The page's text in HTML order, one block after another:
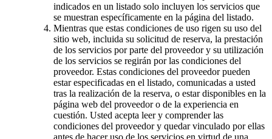
indicados en un listado solo incluyen los servicios que
se muestran específicamente en la página del listado.
Mientras que estas condiciones de uso rigen su uso del
sitio web, incluida su solicitud de reserva, la prestación
de los servicios por parte del proveedor y su utilización
de los servicios se regirán por las condiciones del
proveedor. Estas condiciones del proveedor pueden
estar especificadas en el listado, comunicadas a usted
tras la realización de la reserva, o estar disponibles en la
página web del proveedor o de la experiencia en
cuestión. Usted acepta leer y comprender las
condiciones del proveedor y quedar vinculado por ellas
antes de hacer uso de los servicios en virtud de una